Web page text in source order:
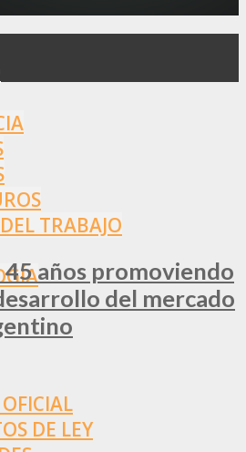
TRABAJO
DE LEY
años promoviendo
del mercado